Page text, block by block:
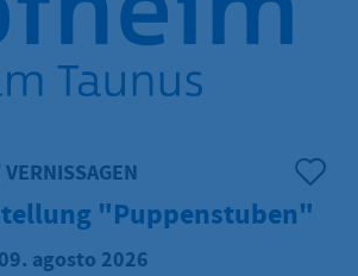
"Puppenstuben"
agosto 2026